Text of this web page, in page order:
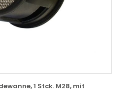
1 Stck. M28, mit